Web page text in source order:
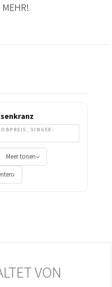
SINGER-
Meer tonen
VON